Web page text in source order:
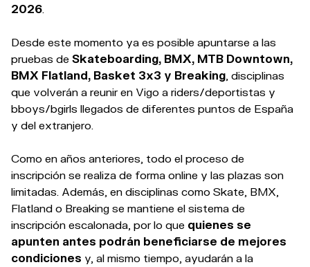
2026
Desde este momento ya es posible apuntarse a las
pruebas de Skateboarding, BMX, MTB Downtown,
BMX Flatland, Basket 3x3 y Breaking , disciplinas
que volverán a reunir en Vigo a riders/deportistas y
bboys/bgirls llegados de diferentes puntos de España
y del extranjero.
Como en años anteriores, todo el proceso de
inscripción se realiza de forma online y las plazas son
limitadas. Además, en disciplinas como Skate, BMX,
Flatland o Breaking se mantiene el sistema de
inscripción escalonada, por lo que quienes se
apunten antes podrán beneficiarse de mejores
condiciones y, al mismo tiempo, ayudarán a la